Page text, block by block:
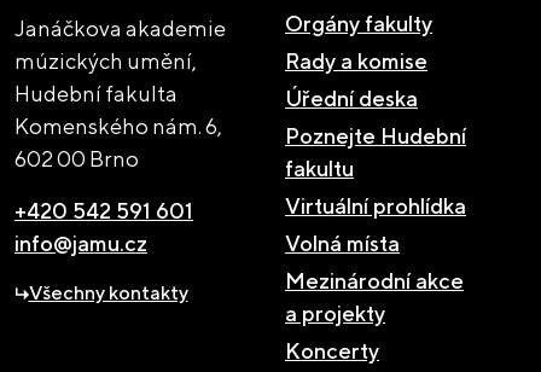
Janáčkova akademie
múzických umění,
Hudební fakulta
Komenského nám. 6,
602 00 Brno
+420 542 591 601
info@jamu.cz
Všechny kontakty
Orgány fakulty
Rady a komise
Úřední deska
Poznejte Hudební
fakultu
Virtuální prohlídka
Volná místa
Mezinárodní akce
a projekty
Koncerty